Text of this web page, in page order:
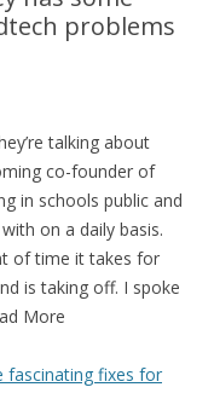
problems
talking about
co-founder of
in schools public and
on a daily basis.
of time it takes for
is taking off. I spoke
More
fascinating fixes for